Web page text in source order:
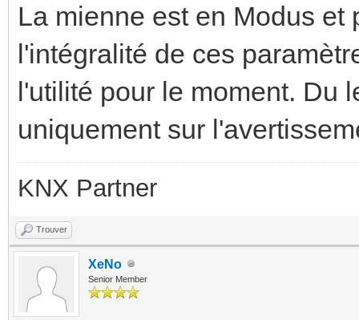
La mienne est en Modus
l'intégralité de ces
l'utilité pour le moment. Du
uniquement sur
KNX Partner
Trouver
XeNo
Senior Member